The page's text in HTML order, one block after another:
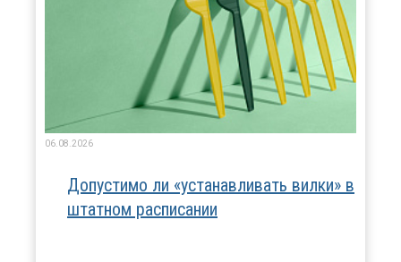
06.08.2026
Допустимо ли «устанавливать вилки» в
штатном расписании